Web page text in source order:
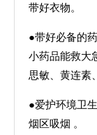
带好衣物。
●带好必备的
小药品能救大
思敏、黄连素
●爱护环境卫
烟区吸烟 。